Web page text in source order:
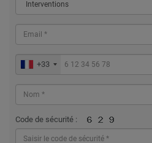
+33
Code de sécurité :